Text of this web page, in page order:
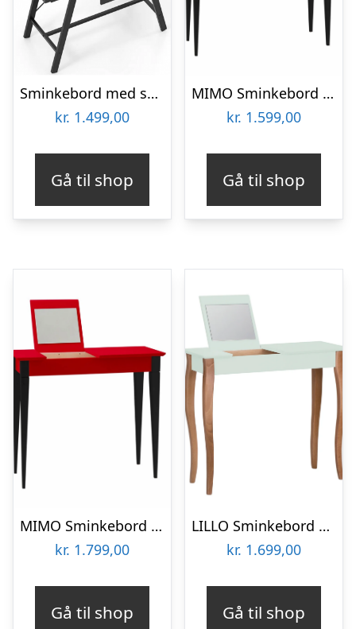
Sminkebord med spejl i metal og møbelplade H80,5 – 124 x B96,5 x D46,5 cm – Sort/Sort
kr. 1.499,00
Gå til shop
MIMO Sminkebord med spejl – 65×35 cm sorte ben / røde
kr. 1.599,00
Gå til shop
MIMO Sminkebord med spejl 105x35cm sorte ben / rød
kr. 1.799,00
Gå til shop
LILLO Sminkebord med Spejl 85x35cm Fleeting Mint
kr. 1.699,00
Gå til shop